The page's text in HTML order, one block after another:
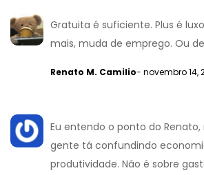
Gratuita é suficiente. Plus é
mais, muda de emprego. Ou
Renato M. Camilio- novembro 14,
Eu entendo o ponto do
gente tá confundindo
produtividade. Não é sobre